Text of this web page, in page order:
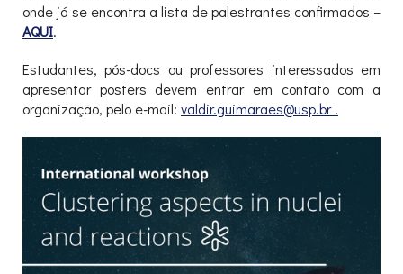
onde já se encontra a lista de palestrantes confirmados –
AQUI.
Estudantes, pós-docs ou professores interessados em
apresentar posters devem entrar em contato com a
organização, pelo e-mail: valdir.guimaraes@usp.br .